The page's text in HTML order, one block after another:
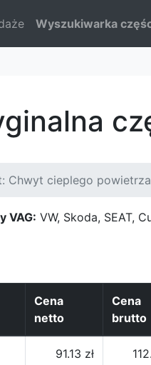
Wyszukiwarka
Chwyt cieplego
VAG: VW, Skoda, SEAT,
Cena
netto
Cena
brutto
91.13 zł